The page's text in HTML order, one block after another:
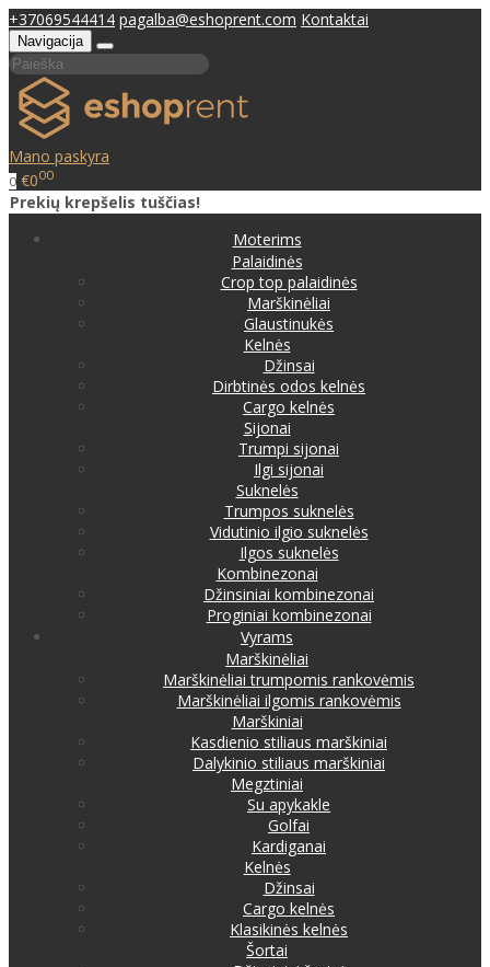
+37069544414 pagalba@eshoprent.com Kontaktai
Navigacija
Mano paskyra
0 €000
Prekių krepšelis tuščias!
Moterims
Palaidinės
Crop top palaidinės
Marškinėliai
Glaustinukės
Kelnės
Džinsai
Dirbtinės odos kelnės
Cargo kelnės
Sijonai
Trumpi sijonai
Ilgi sijonai
Suknelės
Trumpos suknelės
Vidutinio ilgio suknelės
Ilgos suknelės
Kombinezonai
Džinsiniai kombinezonai
Proginiai kombinezonai
Vyrams
Marškinėliai
Marškinėliai trumpomis rankovėmis
Marškinėliai ilgomis rankovėmis
Marškiniai
Kasdienio stiliaus marškiniai
Dalykinio stiliaus marškiniai
Megztiniai
Su apykakle
Golfai
Kardiganai
Kelnės
Džinsai
Cargo kelnės
Klasikinės kelnės
Šortai